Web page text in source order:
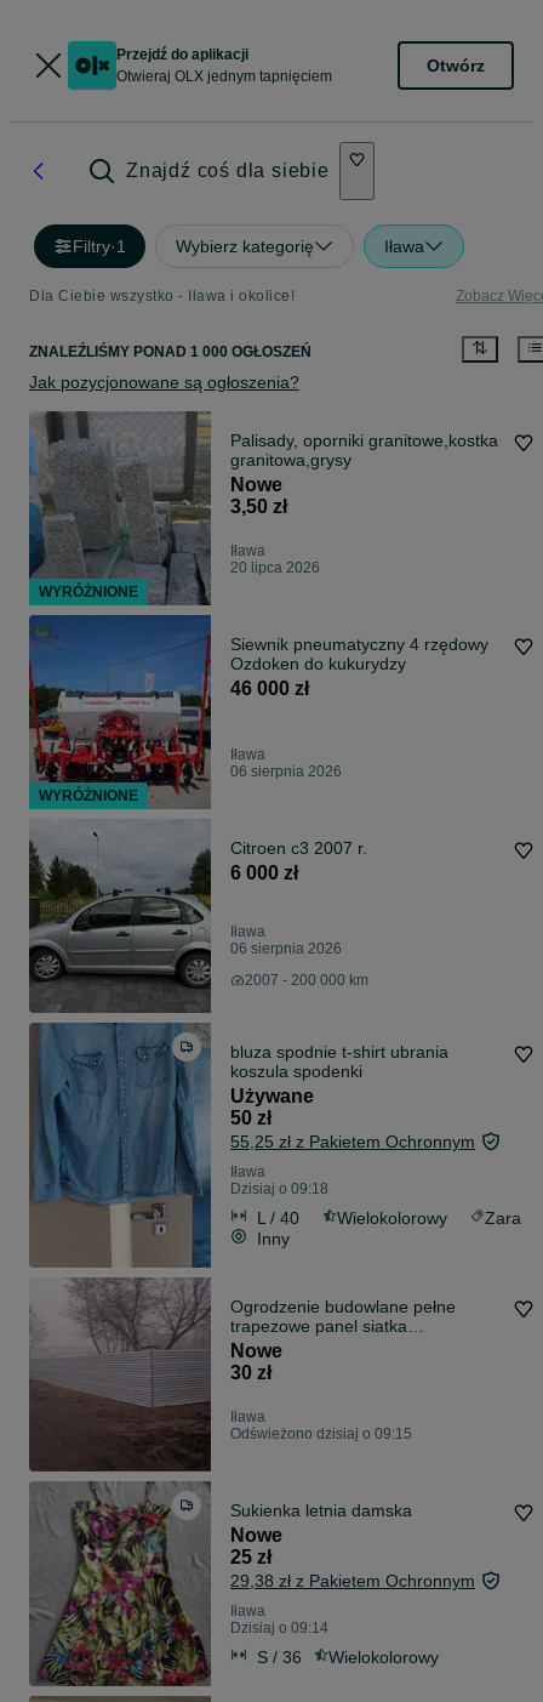
Przejdź do aplikacji
Otwieraj OLX jednym tapnięciem
Otwórz
Znajdź coś dla siebie
Filtry·1 Wybierz kategorię Iława
Dla Ciebie wszystko - Iława i okolice! Zobacz
ZNALEŹLIŚMY PONAD 1 000 OGŁOSZEŃ
Jak pozycjonowane są ogłoszenia?
Palisady, oporniki granitowe,kostka
granitowa,grysy
Nowe
3,50 zł
Iława
20 lipca 2026
Siewnik pneumatyczny 4 rzędowy
Ozdoken do kukurydzy
46 000 zł
Iława
06 sierpnia 2026
Citroen c3 2007 r.
6 000 zł
Iława
06 sierpnia 2026
2007 - 200 000 km
bluza spodnie t-shirt ubrania
koszula spodenki
Używane
50 zł
55,25 zł z Pakietem Ochronnym
Iława
Dzisiaj o 09:18
L / 40 Wielokolorowy
Zara
Inny
Ogrodzenie budowlane pełne
trapezowe panel siatka
PRODUCENT TANIO
Nowe
30 zł
Iława
Odświeżono dzisiaj o 09:15
Sukienka letnia damska
Nowe
25 zł
29,38 zł z Pakietem Ochronnym
Iława
Dzisiaj o 09:14
S / 36 Wielokolorowy
WYRÓŻNIONE
WYRÓŻNIONE